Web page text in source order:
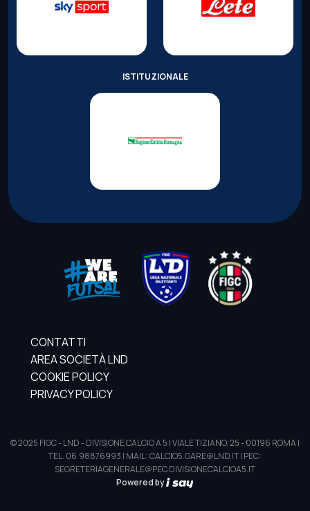
ISTITUZIONALE
CONTATTI
AREA SOCIETÀ LND
COOKIE POLICY
PRIVACY POLICY
© 2025 FIGC - LND - DIVISIONE CALCIO A 5 | VIALE TIZIANO, 25 - 00196 ROMA |
TEL. 06.98876993 | MAIL: CALCIO5.GARE@LND.IT | PEC:
SEGRETERIAGENERALE@PEC.DIVISIONECALCIOA5.IT
Powered by